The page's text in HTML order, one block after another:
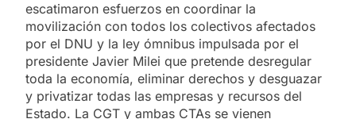
escatimaron esfuerzos en coordinar la
movilización con todos los colectivos afectados
por el DNU y la ley ómnibus impulsada por el
presidente Javier Milei que pretende desregular
toda la economía, eliminar derechos y desguazar
y privatizar todas las empresas y recursos del
Estado. La CGT y ambas CTAs se vienen